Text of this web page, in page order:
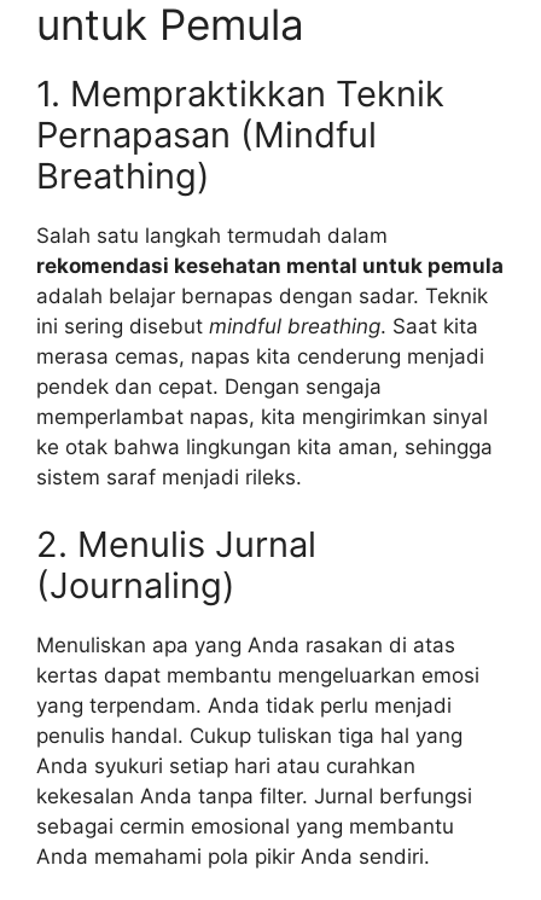
untuk Pemula
1. Mempraktikkan Teknik
Pernapasan (Mindful
Breathing)
Salah satu langkah termudah dalam
rekomendasi kesehatan mental untuk pemula
adalah belajar bernapas dengan sadar. Teknik
ini sering disebut mindful breathing. Saat kita
merasa cemas, napas kita cenderung menjadi
pendek dan cepat. Dengan sengaja
memperlambat napas, kita mengirimkan sinyal
ke otak bahwa lingkungan kita aman, sehingga
sistem saraf menjadi rileks.
2. Menulis Jurnal
(Journaling)
Menuliskan apa yang Anda rasakan di atas
kertas dapat membantu mengeluarkan emosi
yang terpendam. Anda tidak perlu menjadi
penulis handal. Cukup tuliskan tiga hal yang
Anda syukuri setiap hari atau curahkan
kekesalan Anda tanpa filter. Jurnal berfungsi
sebagai cermin emosional yang membantu
Anda memahami pola pikir Anda sendiri.